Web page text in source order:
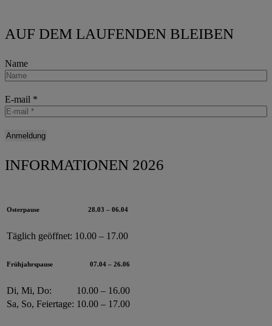
AUF DEM LAUFENDEN BLEIBEN
Name
E-mail *
INFORMATIONEN 2026
Osterpause 28.03 – 06.04
Täglich geöffnet: 10.00 – 17.00
Frühjahrspause 07.04 – 26.06
Di, Mi, Do:
10.00 – 16.00
Sa, So, Feiertage: 10.00 – 17.00